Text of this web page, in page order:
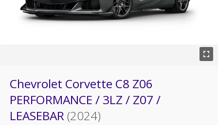
Chevrolet Corvette C8 Z06
PERFORMANCE / 3LZ / Z07 /
LEASEBAR (2024)